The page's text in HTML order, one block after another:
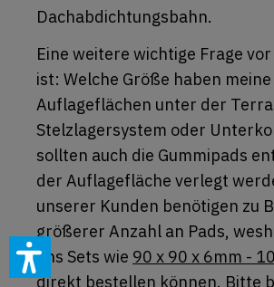
Dachabdichtungsbahn.
Eine weitere wichtige Frage
ist: Welche Größe haben meine
Auflageflächen unter der
Stelzlagersystem oder
sollten auch die Gummipads
der Auflagefläche verlegt
unserer Kunden benötigen zu
größerer Anzahl an Pads,
uns Sets wie 90 x 90 x 6mm -
direkt bestellen können. Bitte